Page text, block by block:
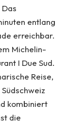
entlang
erreichbar.
Michelin-
I Due Sud.
Reise,
kombiniert
die